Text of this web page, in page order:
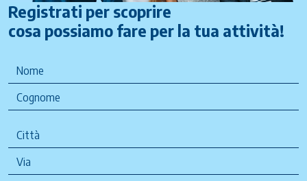
Registrati per scoprire
cosa possiamo fare per la tua attività!